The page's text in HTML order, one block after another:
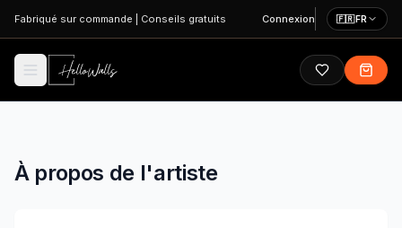
Aller au contenu principal
Fabriqué sur commande Conseils gratuits Connexion 🇫🇷FR
À propos de l'artiste